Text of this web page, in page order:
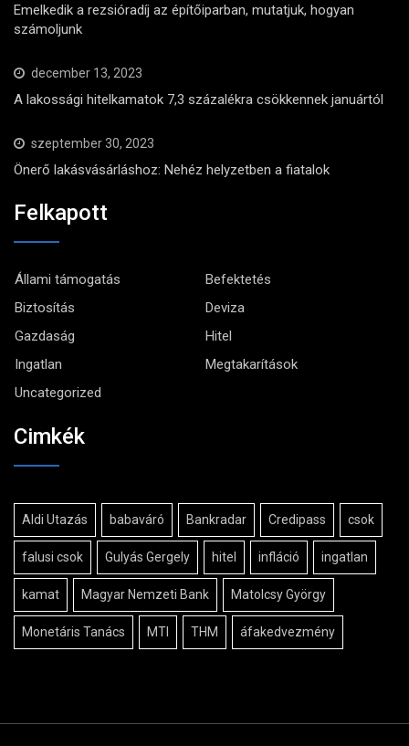
Emelkedik a rezsióradíj az építőiparban, mutatjuk, hogyan
számoljunk
december 13, 2023
A lakossági hitelkamatok 7,3 százalékra csökkennek januártól
szeptember 30, 2023
Önerő lakásvásárláshoz: Nehéz helyzetben a fiatalok
Felkapott
Állami támogatás
Befektetés
Biztosítás
Deviza
Gazdaság
Hitel
Ingatlan
Megtakarítások
Uncategorized
Cimkék
Aldi Utazás babaváró Bankradar Credipass csok
falusi csok Gulyás Gergely hitel infláció ingatlan
kamat Magyar Nemzeti Bank Matolcsy György
Monetáris Tanács MTI THM áfakedvezmény